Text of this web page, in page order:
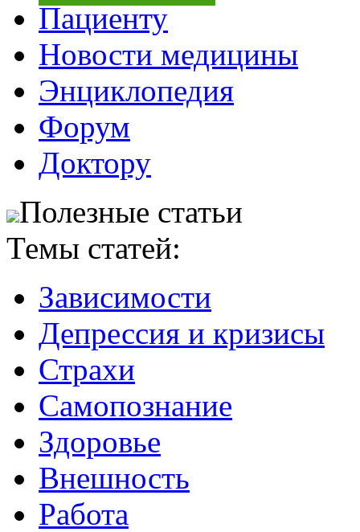
Пациенту
Новости медицины
Энциклопедия
Форум
Доктору
Полезные статьи
Темы статей:
Зависимости
Депрессия и кризисы
Страхи
Самопознание
Здоровье
Внешность
Работа